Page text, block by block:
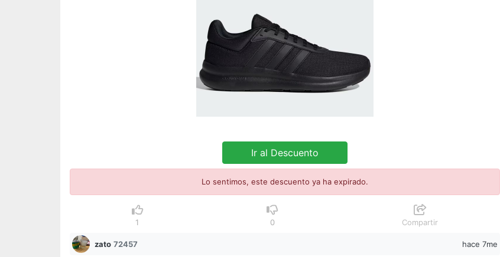
Ir al Descuento
Lo sentimos, este descuento ya ha expirado.
1 0 Compartir
zato 72457 hace 7me